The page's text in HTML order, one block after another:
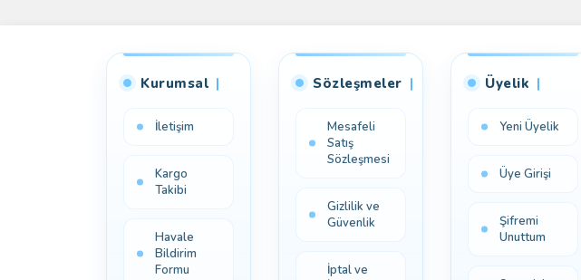
Kurumsal
İletişim
Kargo
Takibi
Havale
Bildirim
Formu
Sözleşmeler
Mesafeli
Satış
Sözleşmesi
Gizlilik ve
Güvenlik
İptal ve
Üyelik
Yeni Üyelik
Üye Girişi
Şifremi
Unuttum